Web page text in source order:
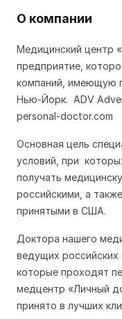
О компании
Медицинский центр
предприятие,
компаний, имеющую
Нью-Йорк. ADV
personal-doctor.com
Основная цель
условий, при
получать
российскими, а
принятыми в США.
Доктора нашего
ведущих российских
которые проходят
медцентр «Личный
принято в лучших